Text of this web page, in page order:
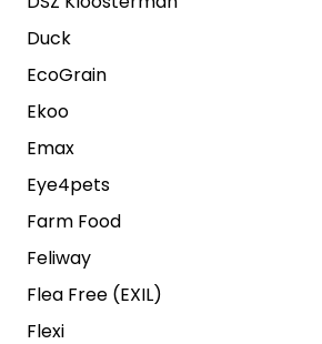
Duck
EcoGrain
Ekoo
Emax
Eye4pets
Farm Food
Feliway
Flea Free (EXIL)
Flexi